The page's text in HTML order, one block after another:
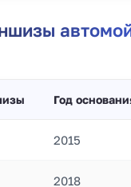
Год
2015
2018